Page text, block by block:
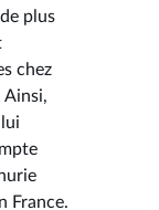
plus
chez
Ainsi,
France.